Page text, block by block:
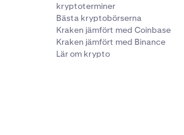
kryptoterminer
Bästa kryptobörserna
Kraken jämfört med Coinbase
Kraken jämfört med Binance
Lär om krypto